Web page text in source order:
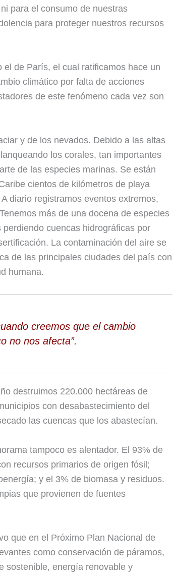
para el consumo de nuestras
para proteger nuestros recursos
de París, el cual ratificamos hace un
climático por falta de acciones
de este fenómeno cada vez son
y de los nevados. Debido a las altas
los corales, tan importantes
de las especies marinas. Se están
cientos de kilómetros de playa
diario registramos eventos extremos,
más de una docena de especies
cuencas hidrográficas por
La contaminación del aire se
de las principales ciudades del país con
humana.
creemos que el cambio
no nos afecta”.
destruimos 220.000 hectáreas de
con desabastecimiento del
las cuencas que los abastecían.
tampoco es alentador. El 93% de
recursos primarios de origen fósil;
y el 3% de biomasa y residuos.
que provienen de fuentes
que en el Próximo Plan Nacional de
como conservación de páramos,
sostenible, energía renovable y